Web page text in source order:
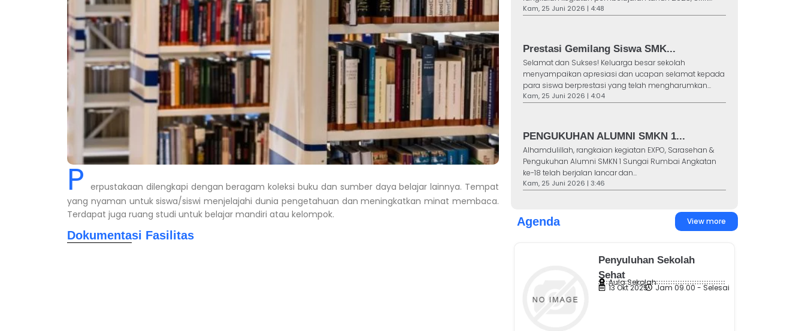
P erpustakaan dilengkapi dengan beragam koleksi buku dan sumber daya belajar lainnya. Tempat
yang nyaman untuk siswa/siswi menjelajahi dunia pengetahuan dan meningkatkan minat membaca.
Terdapat juga ruang studi untuk belajar mandiri atau kelompok.
Dokumentasi Fasilitas
Kam, 25 Juni 2026 | 4:48
Prestasi Gemilang Siswa SMK...
Selamat dan Sukses! Keluarga besar sekolah
menyampaikan apresiasi dan ucapan selamat kepada
para siswa berprestasi yang telah mengharumkan...
Kam, 25 Juni 2026 | 4:04
PENGUKUHAN ALUMNI SMKN 1...
Alhamdulillah, rangkaian kegiatan EXPO, Sarasehan &
Pengukuhan Alumni SMKN 1 Sungai Rumbai Angkatan
ke-18 telah berjalan lancar dan...
Kam, 25 Juni 2026 | 3:46
Agenda View more
Penyuluhan Sekolah
Sehat
Aula Sekolah
13 Okt 2025 Jam 09.00 - Selesai